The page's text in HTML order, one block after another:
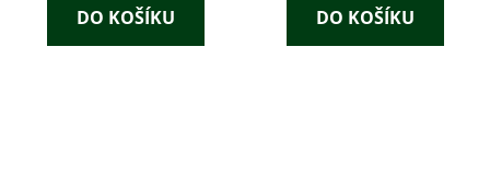
DO KOŠÍKU DO KOŠÍKU